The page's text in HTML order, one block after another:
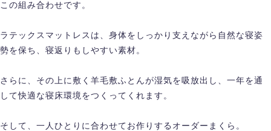
この組み合わせです。
ラテックスマットレスは、身体をしっかり支えながら自然な寝姿
勢を保ち、寝返りもしやすい素材。
さらに、その上に敷く羊毛敷ふとんが湿気を吸放出し、一年を通
して快適な寝床環境をつくってくれます。
そして、一人ひとりに合わせてお作りするオーダーまくら。